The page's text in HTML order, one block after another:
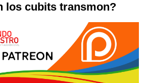
los cubits transmon?